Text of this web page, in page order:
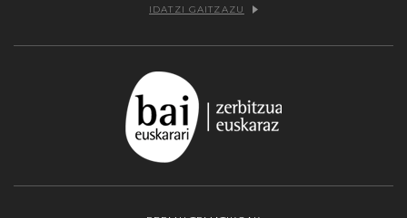
IDATZI GAITZAZU